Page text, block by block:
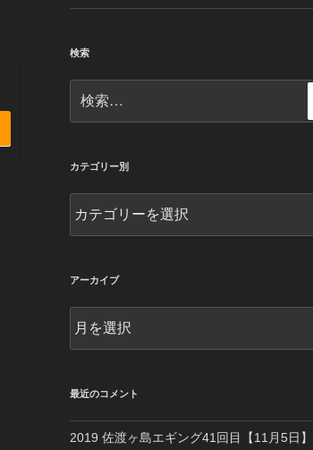
検索
索:
カテゴリー別
テ
ー
アーカイブ
ー
ブ
最近のコメント
2019 佐渡ヶ島エギング41回目【11月5日】